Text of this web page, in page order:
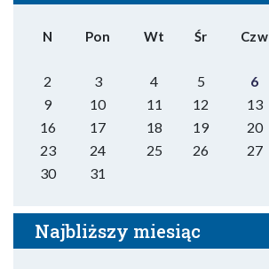
N Pon Wt Śr Czw
2
3 4 5 6
9
10 11 12 13
16
17 18 19 20
23
24 25 26 27
30
31
Najbliższy miesiąc